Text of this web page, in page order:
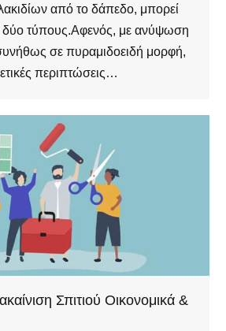
από το δάπεδο, μπορεί
δύο τύπους.Αφενός, με ανύψωση
σε πυραμιδοειδή μορφή,
περιπτώσεις…
Σπιτιού Οικονομικά &